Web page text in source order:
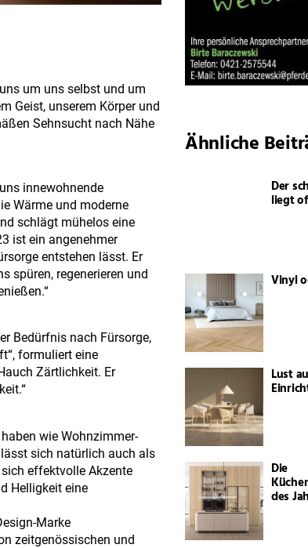
um uns selbst und um
Geist, unserem Körper und
Sehnsucht nach Nähe
innewohnende
Wärme und moderne
schlägt mühelos eine
ist ein angenehmer
entstehen lässt. Er
spüren, regenerieren und
Bedürfnis nach Fürsorge,
formuliert eine
Zärtlichkeit. Er
wie Wohnzimmer-
sich natürlich auch als
effektvolle Akzente
Helligkeit eine
Marke
zeitgenössischen und
Ähnliche
Der
liegt
Vinyl
Lust
Die
des